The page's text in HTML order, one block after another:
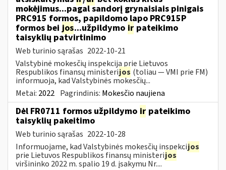
mokėjimus...pagal sandorį grynaisiais pinigais
PRC915 formos, papildomo lapo PRC915P
formos bei jos...užpildymo ir pateikimo
taisyklių patvirtinimo
Web turinio sąrašas 2022-10-21
Valstybinė mokesčių inspekcija prie Lietuvos
Respublikos finansų ministerijos (toliau ― VMI prie FM)
informuoja, kad Valstybinės mokesčių...
Metai: 2022 Pagrindinis: Mokesčio naujiena
Dėl FR0711 formos užpildymo ir pateikimo
taisyklių pakeitimo
Web turinio sąrašas 2022-10-28
Informuojame, kad Valstybinės mokesčių inspekcijos
prie Lietuvos Respublikos finansų ministerijos
viršininko 2022 m. spalio 19 d. įsakymu Nr....